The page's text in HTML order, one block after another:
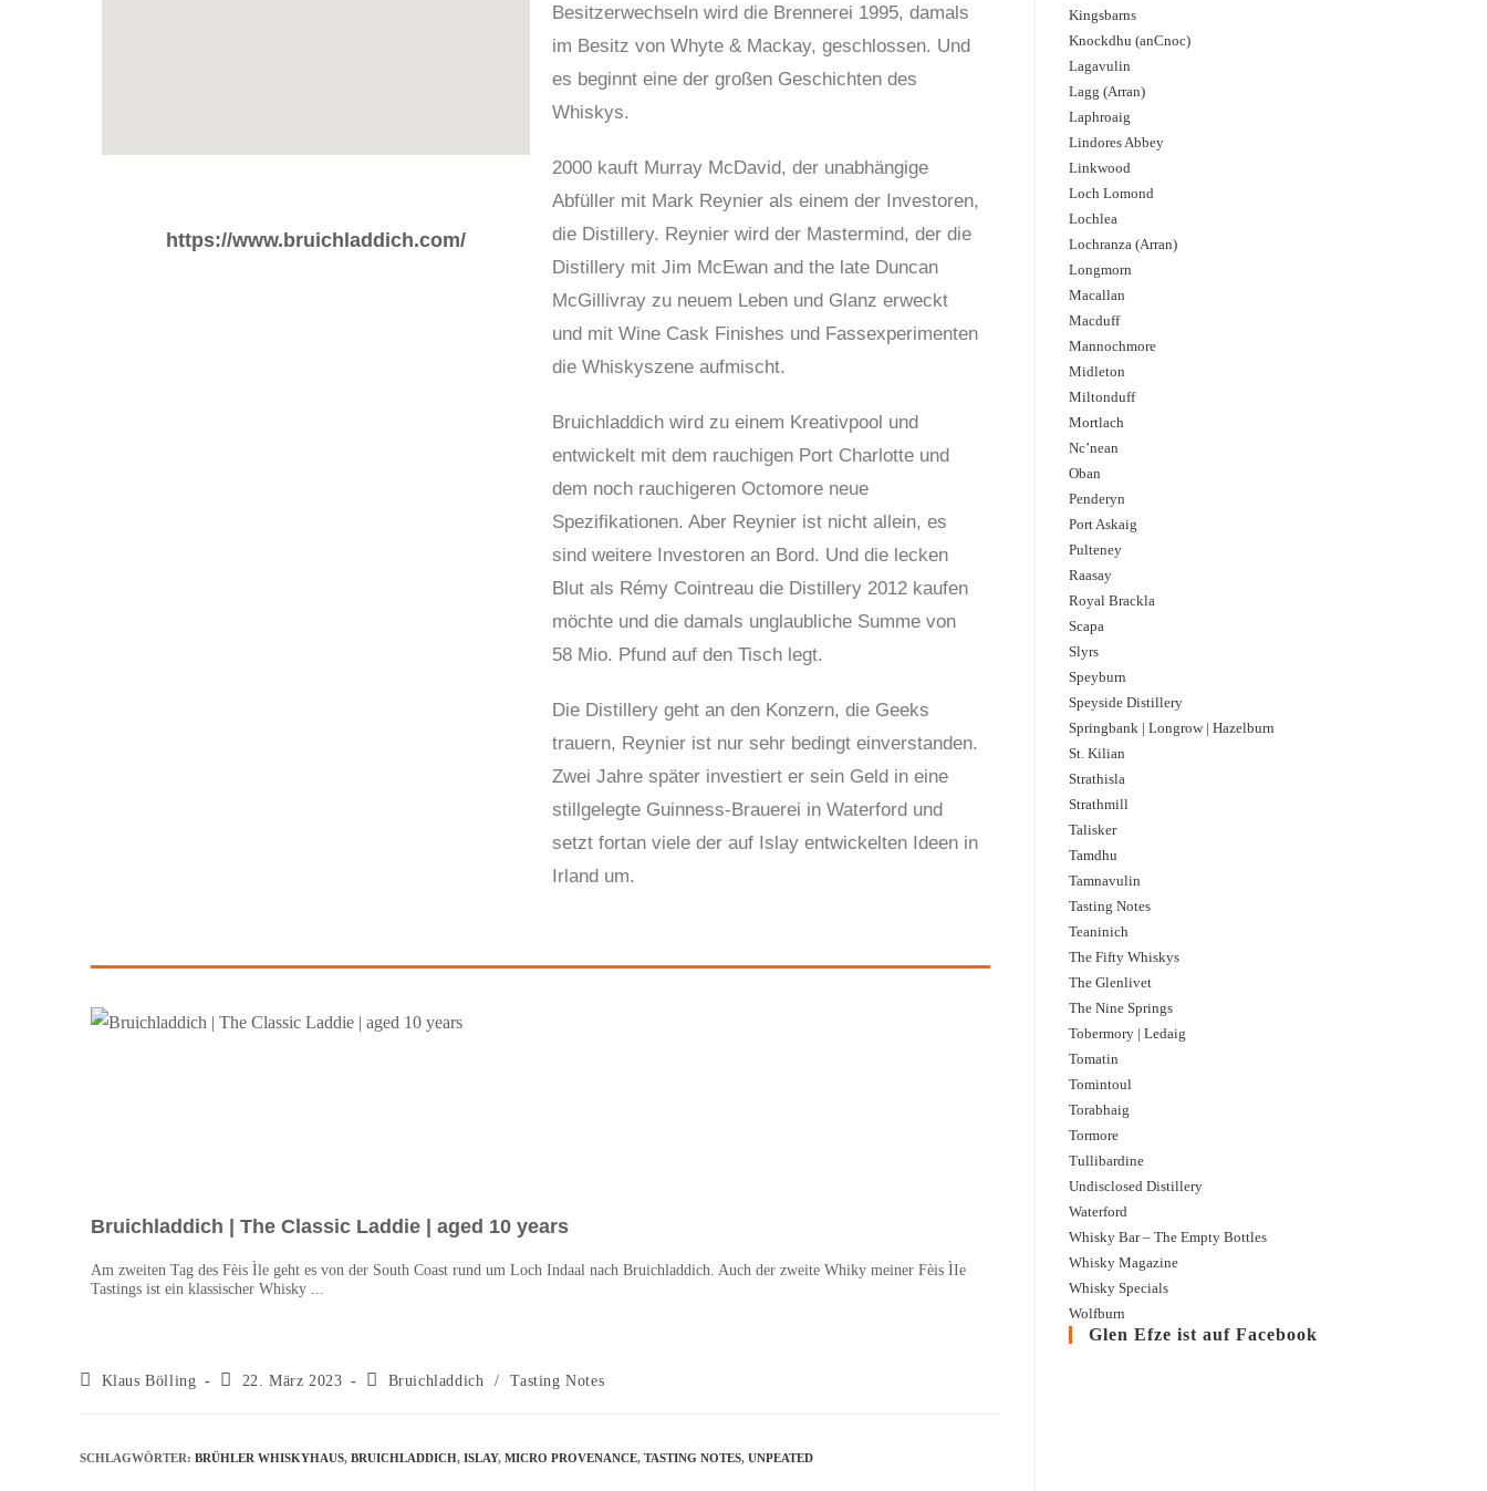
https://www.bruichladdich.com/
Besitzerwechseln wird die Brennerei 1995, damals
im Besitz von Whyte & Mackay, geschlossen. Und
es beginnt eine der großen Geschichten des
Whiskys.
2000 kauft Murray McDavid, der unabhängige
Abfüller mit Mark Reynier als einem der Investoren,
die Distillery. Reynier wird der Mastermind, der die
Distillery mit Jim McEwan and the late Duncan
McGillivray zu neuem Leben und Glanz erweckt
und mit Wine Cask Finishes und Fassexperimenten
die Whiskyszene aufmischt.
Bruichladdich wird zu einem Kreativpool und
entwickelt mit dem rauchigen Port Charlotte und
dem noch rauchigeren Octomore neue
Spezifikationen. Aber Reynier ist nicht allein, es
sind weitere Investoren an Bord. Und die lecken
Blut als Rémy Cointreau die Distillery 2012 kaufen
möchte und die damals unglaubliche Summe von
58 Mio. Pfund auf den Tisch legt.
Die Distillery geht an den Konzern, die Geeks
trauern, Reynier ist nur sehr bedingt einverstanden.
Zwei Jahre später investiert er sein Geld in eine
stillgelegte Guinness-Brauerei in Waterford und
setzt fortan viele der auf Islay entwickelten Ideen in
Irland um.
Bruichladdich | The Classic Laddie | aged 10 years
Am zweiten Tag des Fèis Ìle geht es von der South Coast rund um Loch Indaal nach Bruichladdich. Auch der zweite Whiky meiner Fèis ÌIe
Tastings ist ein klassischer Whisky ...
The Classic Laddie - das ist ja irgendwie ein Versprechen. Bruichladdich ist
Whiskykrise am Ende des 20. Jahrhunderts, wiederbelebt ab dem ...
Klaus Bölling 22. März 2023 Bruichladdich / Tasting Notes
SCHLAGWÖRTER: BRÜHLER WHISKYHAUS, BRUICHLADDICH, ISLAY, MICRO PROVENANCE, TASTING NOTES, UNPEATED
Kingsbarns
Knockdhu (anCnoc)
Lagavulin
Lagg (Arran)
Laphroaig
Lindores Abbey
Linkwood
Loch Lomond
Lochlea
Lochranza (Arran)
Longmorn
Macallan
Macduff
Mannochmore
Midleton
Miltonduff
Mortlach
Nc’nean
Oban
Penderyn
Port Askaig
Pulteney
Raasay
Royal Brackla
Scapa
Slyrs
Speyburn
Speyside Distillery
Springbank | Longrow | Hazelburn
St. Kilian
Strathisla
Strathmill
Talisker
Tamdhu
Tamnavulin
Tasting Notes
Teaninich
The Fifty Whiskys
The Glenlivet
The Nine Springs
Tobermory | Ledaig
Tomatin
Tomintoul
Torabhaig
Tormore
Tullibardine
Undisclosed Distillery
Waterford
Whisky Bar – The Empty Bottles
Whisky Magazine
Whisky Specials
Wolfburn
Glen Efze ist auf Facebook